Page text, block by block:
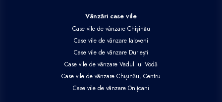
Vânzări case vile
Case vile de vânzare Chișinău
Case vile de vânzare Ialoveni
Case vile de vânzare Durlești
Case vile de vânzare Vadul lui Vodă
Case vile de vânzare Chișinău, Centru
Case vile de vânzare Onițcani